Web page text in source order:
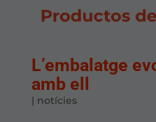
L’embalatge
amb ell
| notícies